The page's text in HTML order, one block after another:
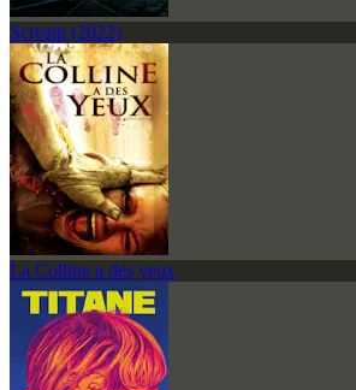
Scream (2022)
La Colline a des yeux